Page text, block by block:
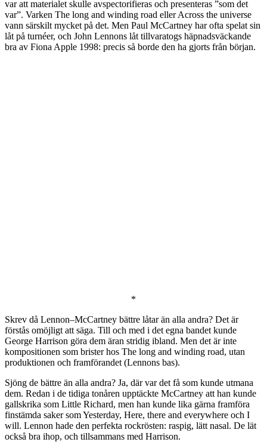
var att materialet skulle avspectorifieras och presenteras ”som det
var”. Varken The long and winding road eller Across the universe
vann särskilt mycket på det. Men Paul McCartney har ofta spelat sin
låt på turnéer, och John Lennons låt tillvaratogs häpnadsväckande
bra av Fiona Apple 1998: precis så borde den ha gjorts från början.
*
Skrev då Lennon–McCartney bättre låtar än alla andra? Det är
förstås omöjligt att säga. Till och med i det egna bandet kunde
George Harrison göra dem äran stridig ibland. Men det är inte
kompositionen som brister hos The long and winding road, utan
produktionen och framförandet (Lennons bas).
Sjöng de bättre än alla andra? Ja, där var det få som kunde utmana
dem. Redan i de tidiga tonåren upptäckte McCartney att han kunde
gallskrika som Little Richard, men han kunde lika gärna framföra
finstämda saker som Yesterday, Here, there and everywhere och I
will. Lennon hade den perfekta rockrösten: raspig, lätt nasal. De lät
också bra ihop, och tillsammans med Harrison.